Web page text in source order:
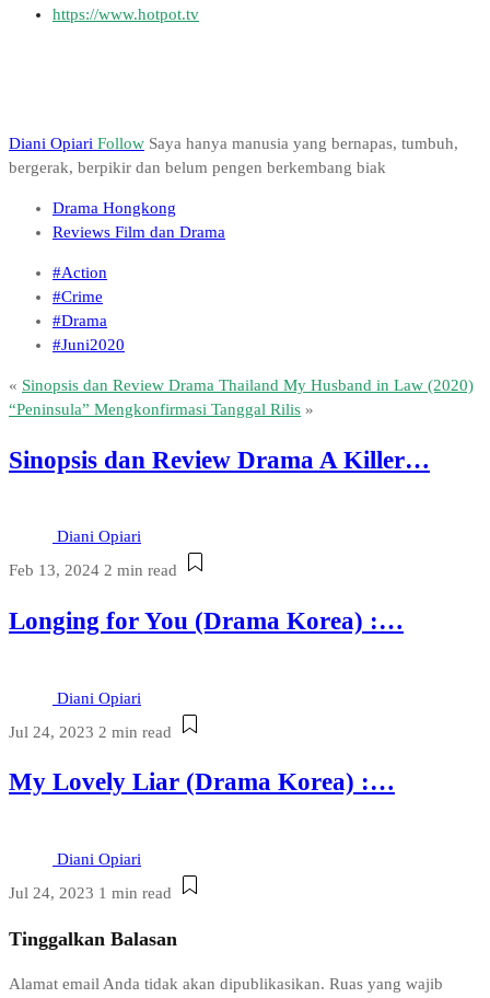
https://www.hotpot.tv
Diani Opiari Follow Saya hanya manusia yang bernapas, tumbuh,
bergerak, berpikir dan belum pengen berkembang biak
Drama Hongkong
Reviews Film dan Drama
#Action
#Crime
#Drama
#Juni2020
« Sinopsis dan Review Drama Thailand My Husband in Law (2020)
“Peninsula” Mengkonfirmasi Tanggal Rilis »
Sinopsis dan Review Drama A Killer…
Diani Opiari
Feb 13, 2024 2 min read
Longing for You (Drama Korea) :…
Diani Opiari
Jul 24, 2023 2 min read
My Lovely Liar (Drama Korea) :…
Diani Opiari
Jul 24, 2023 1 min read
Tinggalkan Balasan
Alamat email Anda tidak akan dipublikasikan. Ruas yang wajib